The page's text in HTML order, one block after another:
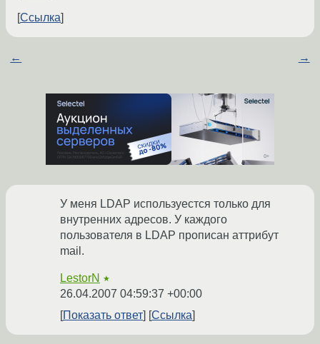
Ссылка
← →
У меня LDAP используестся только для
внутренних адресов. У каждого
пользователя в LDAP прописан аттрибут
mail.
LestorN ★
26.04.2007 04:59:37 +00:00
Показать ответ
Ссылка